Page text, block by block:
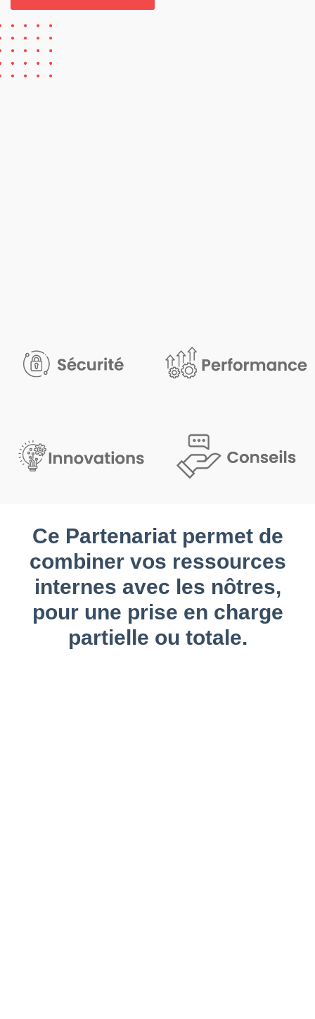
Ce Partenariat permet de
combiner vos ressources
internes avec les nôtres,
pour une prise en charge
partielle ou totale.